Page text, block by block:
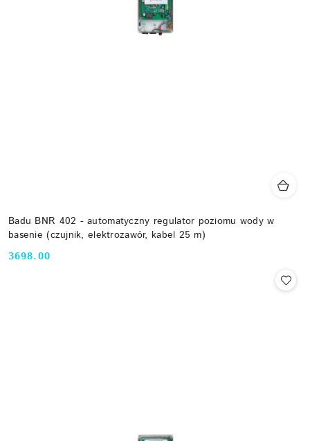
Badu BNR 402 - automatyczny regulator poziomu wody w
basenie (czujnik, elektrozawór, kabel 25 m)
Cena:
3698.00